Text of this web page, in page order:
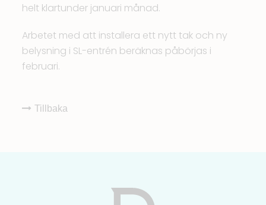
helt klartunder januari månad.
Arbetet med att installera ett nytt tak och ny
belysning i SL-entrén beräknas påbörjas i
februari.
Tillbaka